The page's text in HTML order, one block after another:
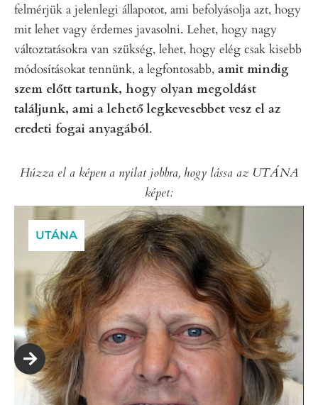
felmérjük a jelenlegi állapotot, ami befolyásolja azt, hogy
mit lehet vagy érdemes javasolni. Lehet, hogy nagy
változtatásokra van szükség, lehet, hogy elég csak kisebb
módosításokat tennünk, a legfontosabb, amit mindig
szem előtt tartunk, hogy olyan megoldást
találjunk, ami a lehető legkevesebbet vesz el az
eredeti fogai anyagából.
Húzza el a képen a nyilat jobbra, hogy lássa az UTÁNA
képet:
UTÁNA